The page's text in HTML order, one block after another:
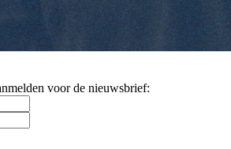
voor de nieuwsbrief: